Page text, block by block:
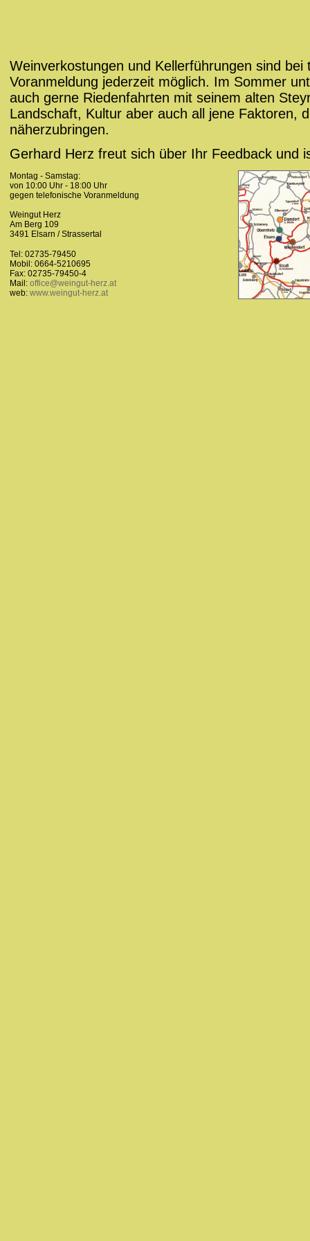
Weinverkostungen und Kellerführungen sind bei
Voranmeldung jederzeit möglich. Im Sommer
auch gerne Riedenfahrten mit seinem alten
Landschaft, Kultur aber auch all jene Faktoren,
näherzubringen.
Gerhard Herz freut sich über Ihr Feedback und
Montag - Samstag:
von 10:00 Uhr - 18:00 Uhr
gegen telefonische Voranmeldung
Weingut Herz
Am Berg 109
3491 Elsarn / Strassertal
Tel: 02735-79450
Mobil: 0664-5210695
Fax: 02735-79450-4
Mail: office@weingut-herz.at
web: www.weingut-herz.at